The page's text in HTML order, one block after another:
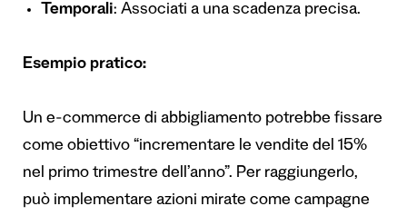
Temporali: Associati a una scadenza precisa.
Esempio pratico:
Un e-commerce di abbigliamento potrebbe fissare
come obiettivo “incrementare le vendite del 15%
nel primo trimestre dell’anno”. Per raggiungerlo,
può implementare azioni mirate come campagne